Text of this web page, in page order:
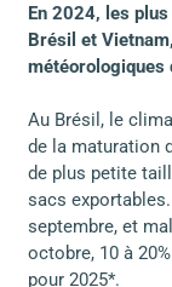
En 2024, les
Brésil et
météorologiques
Au Brésil, le
de la maturation
de plus petite
sacs
septembre, et
octobre, 10 à
pour 2025*.